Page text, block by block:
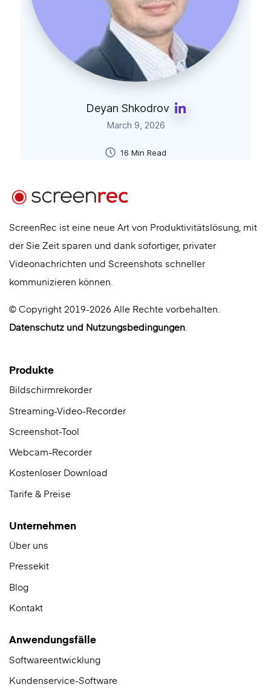
Deyan Shkodrov
March 9, 2026
16 Min Read
ScreenRec ist eine neue Art von Produktivitätslösung, mit
der Sie Zeit sparen und dank sofortiger, privater
Videonachrichten und Screenshots schneller
kommunizieren können.
© Copyright 2019-2026 Alle Rechte vorbehalten.
Datenschutz und Nutzungsbedingungen
Produkte
Bildschirmrekorder
Streaming-Video-Recorder
Screenshot-Tool
Webcam-Recorder
Kostenloser Download
Tarife & Preise
Unternehmen
Über uns
Pressekit
Blog
Kontakt
Anwendungsfälle
Softwareentwicklung
Kundenservice-Software